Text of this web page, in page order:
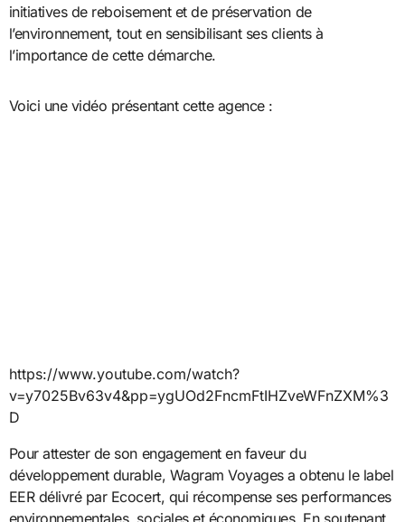
initiatives de reboisement et de préservation de
l’environnement, tout en sensibilisant ses clients à
l’importance de cette démarche.
Voici une vidéo présentant cette agence :
https://www.youtube.com/watch?
v=y7025Bv63v4&pp=ygUOd2FncmFtIHZveWFnZXM%3
D
Pour attester de son engagement en faveur du
développement durable, Wagram Voyages a obtenu le label
EER délivré par Ecocert, qui récompense ses performances